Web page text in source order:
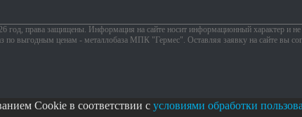
защищены. Информация на сайте носит информационный характер и не
по выгодным ценам - металлобаза МПК "Гермес". Оставляя заявку на сайте вы
Cookie в соответствии с условиями обработки